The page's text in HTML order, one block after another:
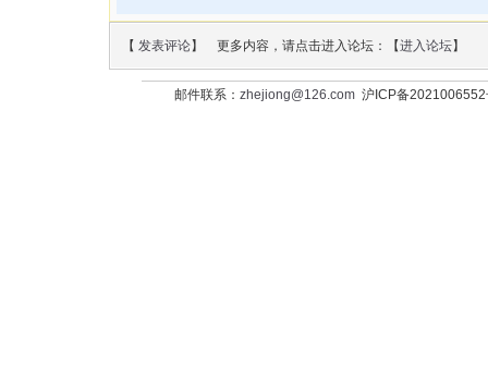
【 发表评论】 更多内容，请点击进入论坛：【进入论坛】
邮件联系： zhejiong@126.com沪ICP备